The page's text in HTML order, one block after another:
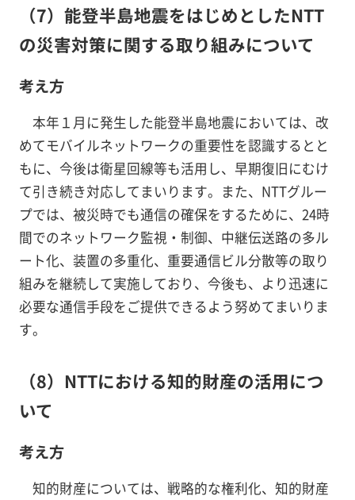
（7）能登半島地震をはじめとしたNTT
の災害対策に関する取り組みについて
考え方
本年１月に発生した能登半島地震においては、改
めてモバイルネットワークの重要性を認識するとと
もに、今後は衛星回線等も活用し、早期復旧にむけ
て引き続き対応してまいります。また、NTTグルー
プでは、被災時でも通信の確保をするために、24時
間でのネットワーク監視・制御、中継伝送路の多ル
ート化、装置の多重化、重要通信ビル分散等の取り
組みを継続して実施しており、今後も、より迅速に
必要な通信手段をご提供できるよう努めてまいりま
す。
（8）NTTにおける知的財産の活用につ
いて
考え方
知的財産については、戦略的な権利化、知的財産